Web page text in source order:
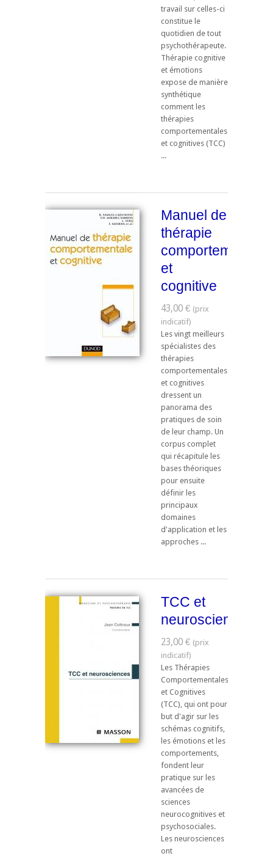
travail sur celles-ci
constitue le
quotidien de tout
psychothérapeute.
Thérapie cognitive
et émotions
expose de manière
synthétique
comment les
thérapies
comportementales
et cognitives (TCC)
...
Manuel de
thérapie
comportementale
et
cognitive
43,00 €
Les vingt meilleurs
spécialistes des
thérapies
comportementales
et cognitives
dressent un
panorama des
pratiques de soin
de leur champ. Un
corpus complet
qui récapitule les
bases théoriques
pour ensuite
définir les
principaux
domaines
d'application et les
approches ...
TCC et
neurosciences
23,00 €
Les Thérapies
Comportementales
et Cognitives
(TCC), qui ont pour
but d'agir sur les
schémas cognitifs,
les émotions et les
comportements,
fondent leur
pratique sur les
avancées de
sciences
neurocognitives et
psychosociales.
Les neurosciences
ont